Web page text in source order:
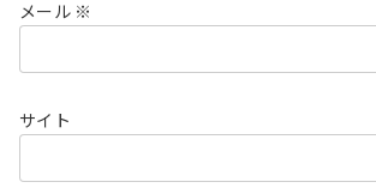
メール ※
サイト